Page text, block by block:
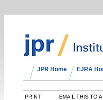
JPR Home EJRA
PRINT EMAIL THIS TO